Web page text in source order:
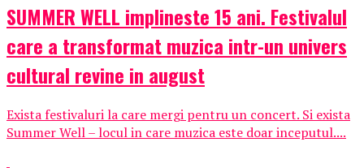
SUMMER WELL implineste 15 ani. Festivalul
care a transformat muzica intr-un univers
cultural revine in august
Exista festivaluri la care mergi pentru un concert. Si exista
Summer Well – locul in care muzica este doar inceputul....